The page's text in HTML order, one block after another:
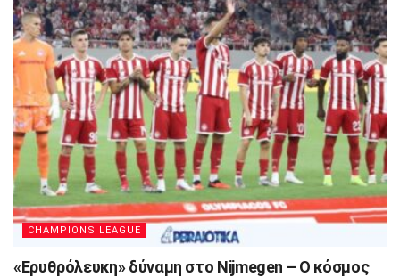
CHAMPIONS LEAGUE
«Ερυθρόλευκη» δύναμη στο Nijmegen – Ο κόσμος